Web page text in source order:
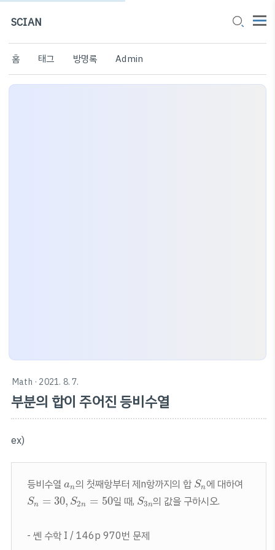
SCIAN
홈 태그 방명록 Admin
Math · 2021. 8. 7.
부분의 합이 주어진 등비수열
ex)
등비수열 an
an의 첫째항부터 제n항까지의 합 Sn
Sn에 대하여
Sn = 30, S2n = 50
Sn =30,S 2n =50 일 때, S3n
S3 n
의 값을 구하시오.
- 쎈 수학 I / 146p 970번 문제